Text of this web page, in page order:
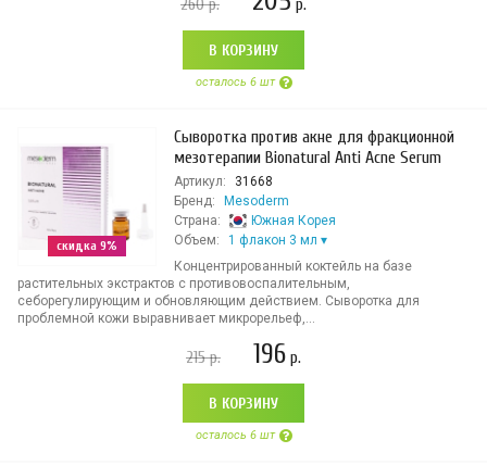
260р. р.
В КОРЗИНУ
осталось 6 шт
скидка 9%
Сыворотка против акне для фракционной
мезотерапии Bionatural Anti Acne Serum
Артикул:
31668
Бренд:
Mesoderm
Страна:
Южная Корея
Объем:
1 флакон 3 мл
Концентрированный коктейль на базе
растительных экстрактов с противовоспалительным,
себорегулирующим и обновляющим действием. Сыворотка для
проблемной кожи выравнивает микрорельеф,...
215р. 196 р.
В КОРЗИНУ
осталось 6 шт